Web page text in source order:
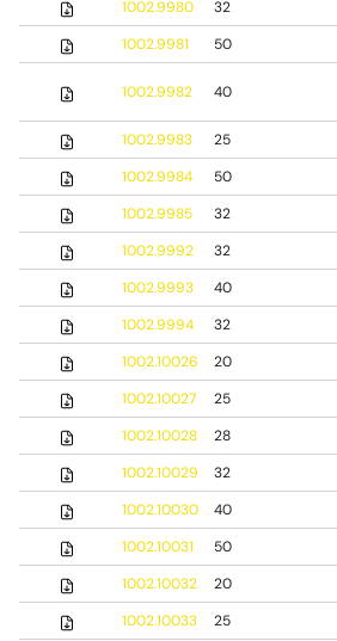
1002.9980 32
1002.9981
50
1002.9982 40
1002.9983 25
1002.9984
50
1002.9985
32
1002.9992
32
1002.9993
40
1002.9994
32
1002.10026
20
1002.10027
25
1002.10028
28
1002.10029
32
1002.10030
40
1002.10031
50
1002.10032
20
1002.10033
25